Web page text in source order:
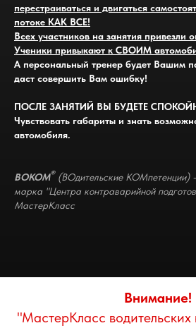
перестраиваться и двигаться
потоке КАК ВСЕ!
Всех участников на занятия привезли
Ученики привыкают к СВОИМ
А персональный тренер будет Вашим
даст совершить Вам ошибку!
ПОСЛЕ ЗАНЯТИЙ ВЫ БУДЕТЕ
Чувствовать габариты и знать
автомобиля.
ВОКОМ® (ВОдительские КОМпетенции)
марка "Центра контраварийной
МастерКласс
Внимание!
"МастерКласс